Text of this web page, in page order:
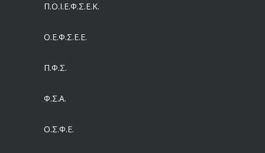
Π.O.I.Ε.Φ.Σ.Ε.Κ.
Ο.Ε.Φ.Σ.Ε.Ε.
Π.Φ.Σ.
Φ.Σ.Α.
Ο.Σ.Φ.Ε.